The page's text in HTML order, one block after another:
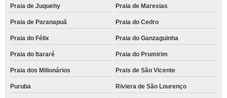
Praia de Juquehy Praia de Maresias
Praia de Paranapuã Praia do Cedro
Praia do Félix Praia do Ganzaguinha
Praia do Itararé Praia do Prumirim
Praia dos Milionários Prais de São Vicente
Puruba Riviera de São Lourenço